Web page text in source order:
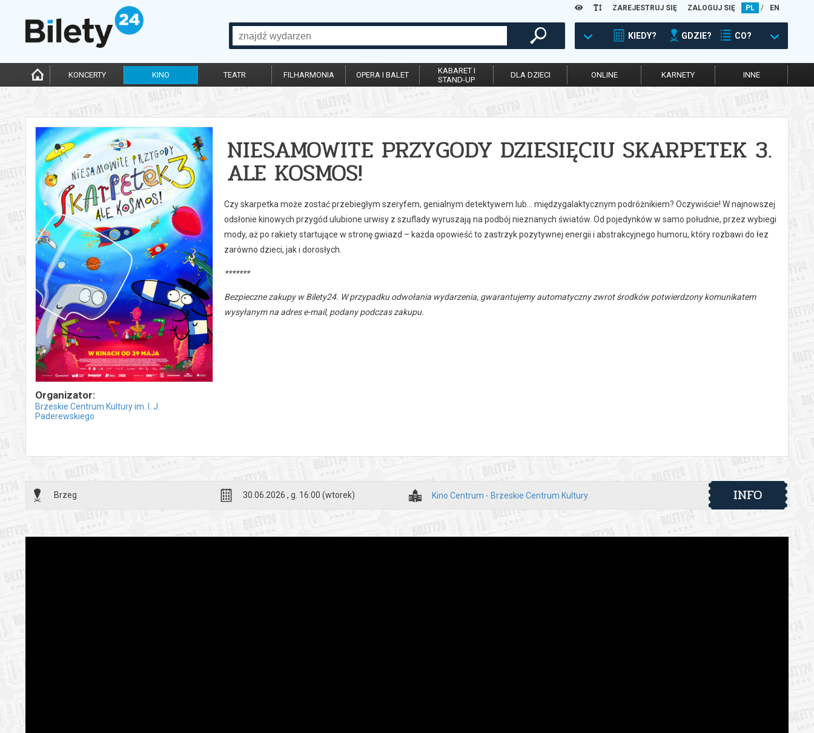
ZAREJESTRUJ SIĘ ZALOGUJ SIĘ PL / EN
KIEDY? GDZIE? CO?
KONCERTY KINO TEATR FILHARMONIA OPERA I BALET
KABARET I
STAND-UP
DLA DZIECI ONLINE KARNETY INNE
Organizator:
Brzeskie Centrum Kultury im. I. J.
Paderewskiego
NIESAMOWITE PRZYGODY DZIESIĘCIU SKARPETEK 3.
ALE KOSMOS!
Czy skarpetka może zostać przebiegłym szeryfem, genialnym detektywem lub… międzygalaktycznym podróżnikiem? Oczywiście! W najnowszej
odsłonie kinowych przygód ulubione urwisy z szuflady wyruszają na podbój nieznanych światów. Od pojedynków w samo południe, przez wybiegi
mody, aż po rakiety startujące w stronę gwiazd – każda opowieść to zastrzyk pozytywnej energii i abstrakcyjnego humoru, który rozbawi do łez
zarówno dzieci, jak i dorosłych.
*******
Bezpieczne zakupy w Bilety24. W przypadku odwołania wydarzenia, gwarantujemy automatyczny zwrot środków potwierdzony komunikatem
wysyłanym na adres e-mail, podany podczas zakupu.
Brzeg 30.06.2026 , g. 16:00 (wtorek) Kino Centrum - Brzeskie Centrum Kultury INFO